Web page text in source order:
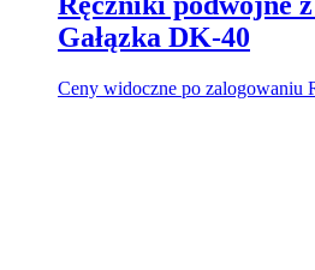
Gałązka DK-40
Ceny widoczne po zalogowaniu